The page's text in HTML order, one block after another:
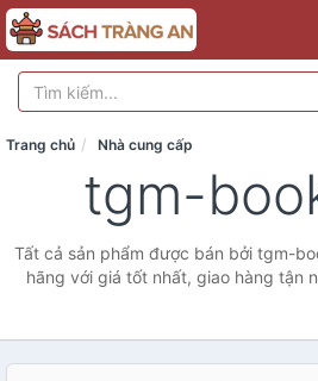
Trang chủ Nhà cung cấp
tgm-
Tất cả sản phẩm được bán bởi tgm-
hãng với giá tốt nhất, giao hàng tận